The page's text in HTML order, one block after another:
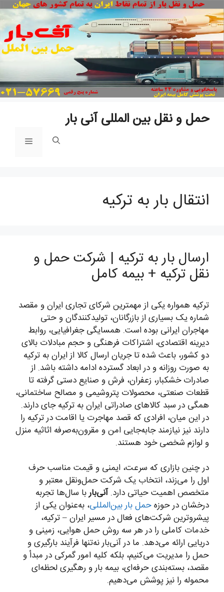
حمل و نقل بین المللی آنی بار
فهرست
انتقال بار به ترکیه
ارسال بار به ترکیه | شرکت حمل و
نقل ترکیه + بیمه کامل
ترکیه همواره یکی از مهمترین شرکای تجاری ایران و مقصد
شماره یک بسیاری از بازرگانان، تولیدکنندگان و حتی
مهاجران ایرانی بوده است. همسایگی جغرافیایی، روابط
دیرینه اقتصادی، اشتراکات فرهنگی و حجم مبادلات بالای
دو کشور، باعث شده تا جریان ارسال کالا از ایران به ترکیه
به صورت روزانه و در ابعاد گسترده ادامه داشته باشد. از
صادرات خشکبار، زعفران، فرش و صنایع دستی گرفته تا
قطعات صنعتی، محصولات پتروشیمی و مصالح ساختمانی،
همگی در سبد کالاهای صادراتی ایران به ترکیه جای دارند.
در این میان، افرادی که قصد مهاجرت یا اقامت در ترکیه را
دارند نیز نیازمند جابه‌جایی امن و مقرون‌به‌صرفه اثاثیه منزل
و لوازم شخصی خود هستند.
در چنین بازاری که سرعت، ایمنی و قیمت مناسب حرف
اول را می‌زند، انتخاب یک شرکت حمل‌ونقل معتبر و
متخصص اهمیت حیاتی دارد.آنی‌باربا سال‌ها تجربه
درخشان در حوزهحمل بار بین‌المللی، به‌عنوان یکی از
پیشروترین شرکت‌های فعال در مسیر ایران – ترکیه،
خدمات کاملی را در هر سه روش حمل هوایی، زمینی و
دریایی ارائه می‌دهد. ما در آنی‌بار نه‌تنها فرآیند بارگیری و
حمل را مدیریت می‌کنیم، بلکه کلیه امور گمرکی در مبدأ و
مقصد، بسته‌بندی حرفه‌ای، بیمه بار و رهگیری لحظه‌ای
محموله را نیز پوشش می‌دهیم.